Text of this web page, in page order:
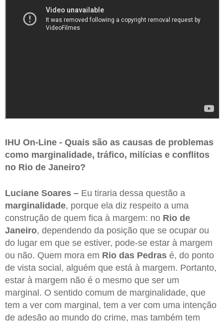
IHU On-Line - Quais são as causas de problemas
como marginalidade, tráfico, milícias e conflitos
no Rio de Janeiro?
Luciane Soares – Eu tiraria dessa questão a
marginalidade, porque ela diz respeito a uma
construção de quem fica à margem: no Rio de
Janeiro, dependendo da posição que se ocupar ou
do lugar em que se estiver, pode-se estar à margem
ou não. Quem mora em Rio das Pedras é, do ponto
de vista social, alguém que está à margem. Portanto,
estar à margem não é o mesmo que ser um
marginal. O sentido comum de marginalidade, que
tem a ver com marginal, tem a ver com uma intenção
de adesão ao mundo do crime, mas também tem